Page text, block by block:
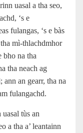
uasal a tha seo,
‘s e
fulangas, ‘s e bàs
mì‑thlachdmhor
bho na tha
tha neach ag
an gearr, tha na
fulangachd.
tùs an
a tha a’ leantainn